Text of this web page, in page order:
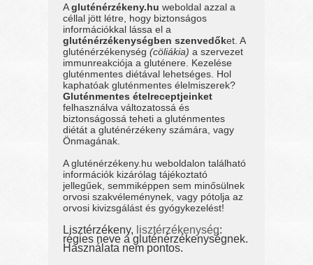
Agluténérzékeny.hu weboldal azzal a
céllal jött létre, hogy biztonságos
információkkal lássa el a
gluténérzékenységben szenvedőket. A
gluténérzékenység(cöliákia) a szervezet
immunreakciója a gluténere. Kezelése
gluténmentes diétával lehetséges. Hol
kaphatóak gluténmentes élelmiszerek?
Gluténmentes ételreceptjeinket
felhasználva változatossá és
biztonságossá teheti a gluténmentes
diétát a gluténérzékeny számára, vagy
Önmagának.
A gluténérzékeny.hu weboldalon található
információk kizárólag tájékoztató
jellegűek, semmiképpen sem minősülnek
orvosi szakvéleménynek, vagy pótolja az
orvosi kivizsgálást és gyógykezelést!
Lisztérzékeny, lisztérzékenység:
régies neve a gluténérzékenységnek.
Használata nem pontos.